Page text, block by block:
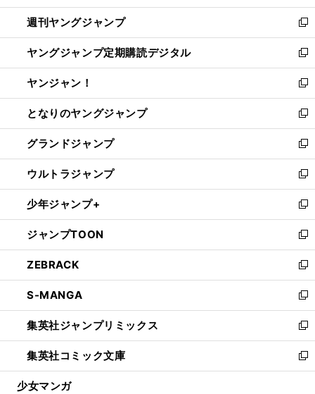
開
く
ウ
で
開
く
ン
ド
ウ
で
開
く
ウ
ィ
ン
ド
ウ
で
開
く
週刊ヤングジャンプ
新
し
い
ウ
ィ
ン
ド
ウ
で
開
く
ヤングジャンプ定期購読デジタル
新
し
い
ウ
ィ
ン
ド
ウ
で
開
く
ヤンジャン！
新
し
い
ウ
ィ
ン
ド
ウ
で
開
く
となりのヤングジャンプ
新
し
い
ウ
ィ
ン
ド
ウ
で
開
く
グランドジャンプ
新
し
い
ウ
ィ
ン
ド
ウ
で
開
く
ウルトラジャンプ
新
し
い
ウ
ィ
ン
ド
ウ
で
開
く
少年ジャンプ+
新
し
い
ウ
ィ
ン
ド
ウ
で
開
く
ジャンプTOON
新
し
い
ウ
ィ
ン
ド
ウ
で
開
ZEBRACK
新
し
い
ウ
ィ
ン
ド
ウ
S-MANGA
新
し
い
ウ
ィ
ン
集英社ジャンプリミックス
新
し
い
ウ
集英社コミック文庫
新
し
少女マンガ